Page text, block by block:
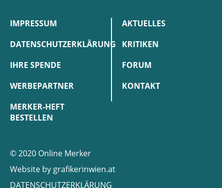
IMPRESSUM
DATENSCHUTZERKLÄRUNG
IHRE SPENDE
WERBEPARTNER
MERKER-HEFT
BESTELLEN
AKTUELLES
KRITIKEN
FORUM
KONTAKT
© 2020 Online Merker
Website by grafikerinwien.at
DATENSCHUTZERKLÄRUNG